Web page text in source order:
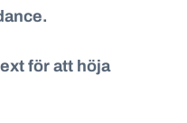
för att höja